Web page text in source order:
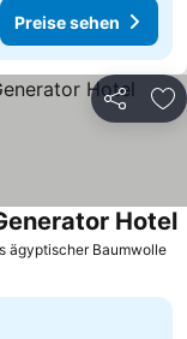
Preise sehen
Teilen
ägyptischer Baumwolle
Hotel